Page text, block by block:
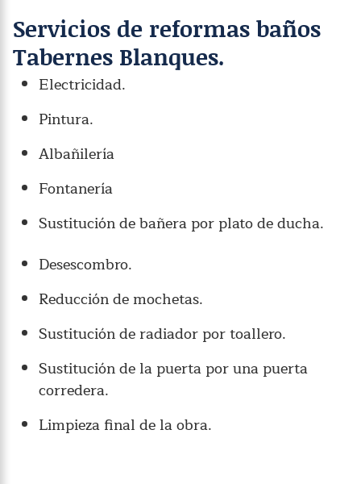
Servicios de reformas baños
Tabernes Blanques.
Electricidad.
Pintura.
Albañilería
Fontanería
Sustitución de bañera por plato de ducha.
Desescombro.
Reducción de mochetas.
Sustitución de radiador por toallero.
Sustitución de la puerta por una puerta
corredera.
Limpieza final de la obra.